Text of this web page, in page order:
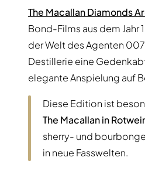
The Macallan Diamonds
Bond-Films aus dem Jahr
der Welt des Agenten
Destillerie eine
elegante Anspielung auf
Diese Edition ist
The Macallan in
sherry- und
in neue Fasswelten.